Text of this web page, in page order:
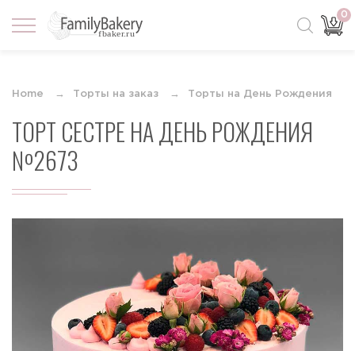
0
Home Торты на заказ Торты на День Рождения
ТОРТ СЕСТРЕ НА ДЕНЬ РОЖДЕНИЯ
№2673